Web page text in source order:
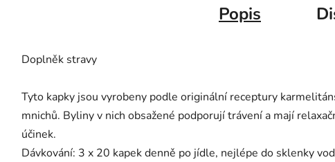
Popis
Doplněk stravy
Tyto kapky jsou vyrobeny podle originální receptury
mnichů. Byliny v nich obsažené podporují trávení a mají
účinek.
Dávkování: 3 x 20 kapek denně po jídle, nejlépe do sklenky